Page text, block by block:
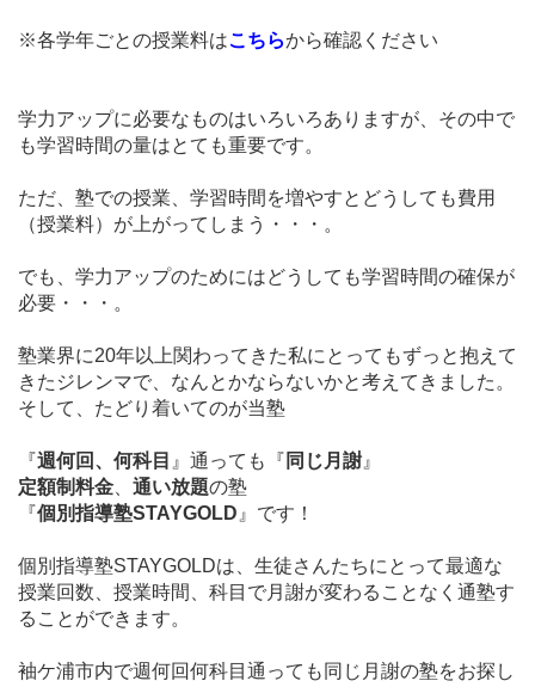
※各学年ごとの授業料はこちらから確認ください
学力アップに必要なものはいろいろありますが、その中で
も学習時間の量はとても重要です。
ただ、塾での授業、学習時間を増やすとどうしても費用
（授業料）が上がってしまう・・・。
でも、学力アップのためにはどうしても学習時間の確保が
必要・・・。
塾業界に20年以上関わってきた私にとってもずっと抱えて
きたジレンマで、 なんとかならないかと考えてきました。
そして、たどり着いてのが当塾
『週何回、何科目 』通っても『 同じ月謝 』
定額制料金
通い放題の塾
『個別指導塾STAYGOLD 』です！
個別指導塾STAYGOLDは、 生徒さんたちにとって最適な
授業回数、授業時間、科目で月謝が変わることなく通塾す
ることができます。
袖ケ浦市内で週何回何科目通っても同じ月謝の塾をお探し